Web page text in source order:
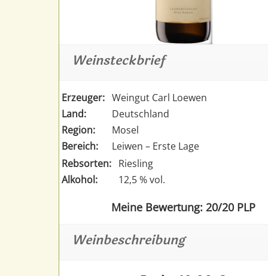
Weinsteckbrief
Erzeuger: Weingut Carl Loewen
Land:
Deutschland
Region:
Mosel
Bereich:
Leiwen – Erste Lage
Rebsorten: Riesling
Alkohol:
12,5 % vol.
Meine Bewertung: 20/20 PLP
Weinbeschreibung